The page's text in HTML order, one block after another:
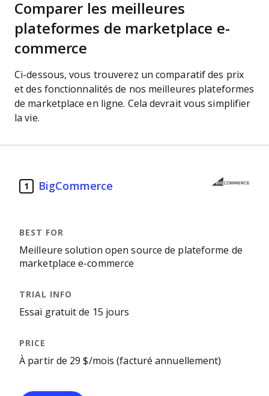
Comparer les meilleures
plateformes de marketplace e-
commerce
Ci-dessous, vous trouverez un comparatif des prix
et des fonctionnalités de nos meilleures plateformes
de marketplace en ligne. Cela devrait vous simplifier
la vie.
1 BigCommerce
Meilleure solution open source de plateforme de
marketplace e-commerce
Essai gratuit de 15 jours
À partir de 29 $/mois (facturé annuellement)